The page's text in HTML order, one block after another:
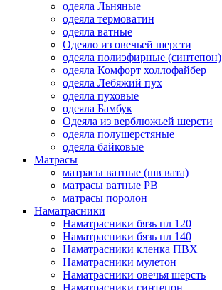
одеяла Льняные
одеяла термоватин
одеяла ватные
Одеяло из овечьей шерсти
одеяла полиэфирные (синтепон)
одеяла Комфорт холлофайбер
одеяла Лебяжий пух
одеяла пуховые
одеяла Бамбук
Одеяла из верблюжьей шерсти
одеяла полушерстяные
одеяла байковые
Матрасы
матрасы ватные (шв вата)
матрасы ватные РВ
матрасы поролон
Наматрасники
Наматрасники бязь пл 120
Наматрасники бязь пл 140
Наматрасники кленка ПВХ
Наматрасники мулетон
Наматрасники овечья шерсть
Наматрасники синтепон